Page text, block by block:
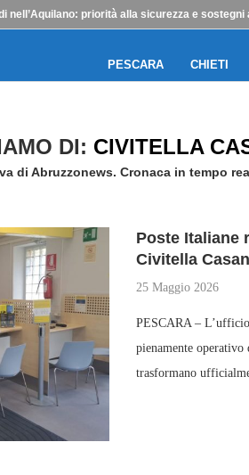
nell’Aquilano: priorità alla sicurezza e
PESCARA CHIETI
DI: CIVITELLA
di Abruzzonews. Cronaca in tempo
Poste Italiane
Civitella
25 Maggio 2026
PESCARA –
pienamente
trasformano